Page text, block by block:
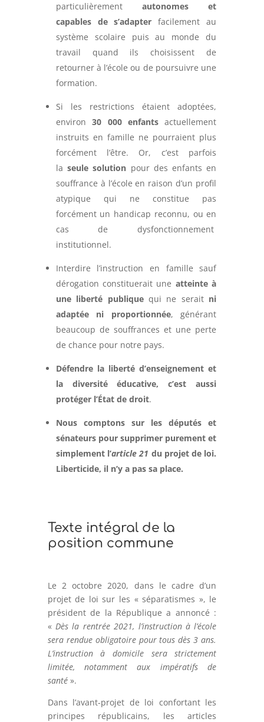
particulièrement
autonomes et
capables de s’adapter
facilement au
système scolaire puis au monde du
travail quand ils choisissent de
retourner à l’école ou de poursuivre une
formation.
Si les restrictions étaient adoptées,
environ 30 000 enfants actuellement
instruits en famille ne pourraient plus
forcément l’être. Or, c’est parfois
la seule solution pour des enfants en
souffrance à l’école en raison d’un profil
atypique qui ne constitue pas
forcément un handicap reconnu, ou en
cas de dysfonctionnement
institutionnel.
Interdire l’instruction en famille sauf
dérogation constituerait une atteinte à
une liberté publique qui ne serait ni
adaptée ni proportionnée, générant
beaucoup de souffrances et une perte
de chance pour notre pays.
Défendre la liberté d’enseignement et
la diversité éducative, c’est aussi
protéger l’État de droit.
Nous comptons sur les députés et
sénateurs pour supprimer purement et
simplement l’article 21 du projet de loi.
Liberticide, il n’y a pas sa place.
Texte intégral de la
position commune
Le 2 octobre 2020, dans le cadre d’un
projet de loi sur les « séparatismes », le
président de la République a annoncé :
« Dès la rentrée 2021, l’instruction à l’école
sera rendue obligatoire pour tous dès 3 ans.
L’instruction à domicile sera strictement
limitée, notamment aux impératifs de
santé ».
Dans l’avant-projet de loi confortant les
principes républicains, les articles